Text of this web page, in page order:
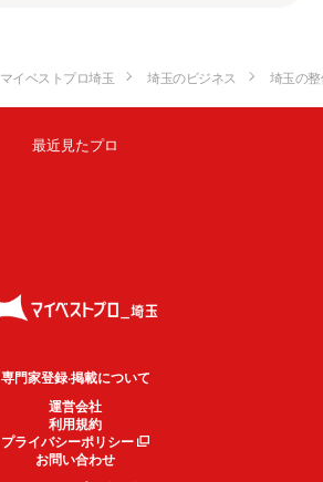
マイベストプロ埼玉 埼玉のビジネス 埼玉の
最近見たプロ
専門家登録·掲載について
運営会社
利用規約
プライバシーポリシー
お問い合わせ